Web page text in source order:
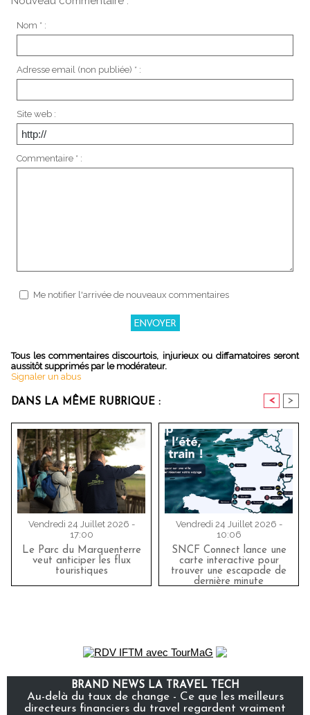
Nom * :
Adresse email (non publiée) * :
Site web :
Commentaire * :
Me notifier l'arrivée de nouveaux commentaires
Tous les commentaires discourtois, injurieux ou diffamatoires seront
aussitôt supprimés par le modérateur.
Signaler un abus
DANS LA MÊME RUBRIQUE : < >
Vendredi 24 Juillet 2026 -
17:00
Le Parc du Marquenterre
veut anticiper les flux
touristiques
Vendredi 24 Juillet 2026 -
10:06
SNCF Connect lance une
carte interactive pour
trouver une escapade de
dernière minute
BRAND NEWS LA TRAVEL TECH
Au-delà du taux de change - Ce que les meilleurs
directeurs financiers du travel regardent vraiment